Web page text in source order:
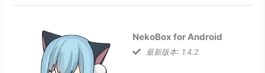
NekoBox for Android
最新版本: 1.4.2